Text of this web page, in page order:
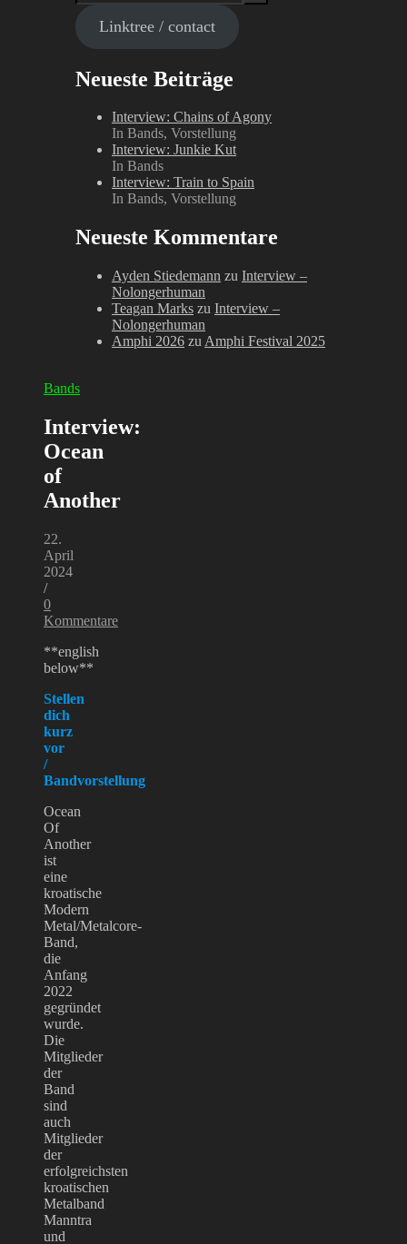
Linktree / contact
Neueste Beiträge
Interview: Chains of Agony
In Bands, Vorstellung
Interview: Junkie Kut
In Bands
Interview: Train to Spain
In Bands, Vorstellung
Neueste Kommentare
Ayden Stiedemann zu Interview –
Nolongerhuman
Teagan Marks zu Interview –
Nolongerhuman
Amphi 2026 zu Amphi Festival 2025
Bands
Interview:
Ocean
of
Another
22.
April
2024
/
0
Kommentare
**english
below**
Stellen
dich
kurz
vor
/
Bandvorstellung
Ocean
Of
Another
ist
eine
kroatische
Modern
Metal/Metalcore-
Band,
die
Anfang
2022
gegründet
wurde.
Die
Mitglieder
der
Band
sind
auch
Mitglieder
der
erfolgreichsten
kroatischen
Metalband
Manntra
und